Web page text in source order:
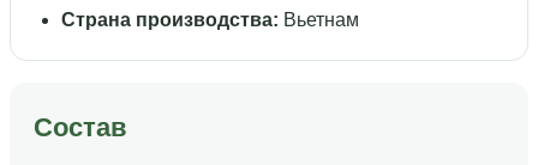
Страна производства: Вьетнам
Состав